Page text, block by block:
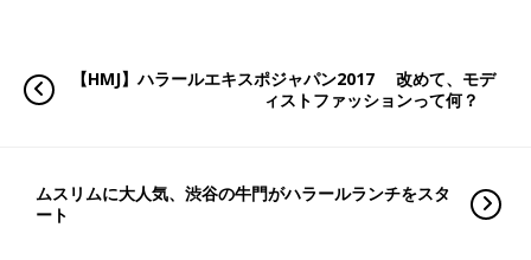
【HMJ】ハラールエキスポジャパン2017 改めて、モデ
ィストファッションって何？
ムスリムに大人気、渋谷の牛門がハラールランチをスタ
ート